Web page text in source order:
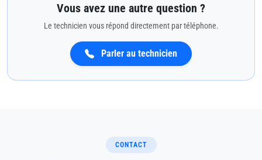
Vous avez une autre question ?
Le technicien vous répond directement par téléphone.
Parler au technicien
CONTACT